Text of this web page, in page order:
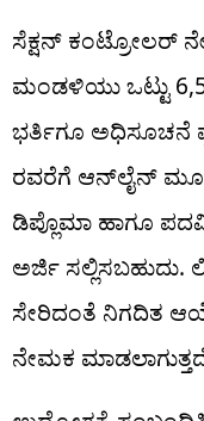
ಸೆಕ್ಷನ್ ಕಂಟ್ರೋಲರ್
ಮಂಡಳಿಯು ಒಟ್ಟು
ಭರ್ತಿಗೂ ಅಧಿಸೂಚನೆ
ರವರೆಗೆ ಆನ್‌ಲೈನ್
ಡಿಪ್ಲೊಮಾ ಹಾಗೂ
ಅರ್ಜಿ ಸಲ್ಲಿಸಬಹುದು.
ಸೇರಿದಂತೆ ನಿಗದಿತ
ನೇಮಕ